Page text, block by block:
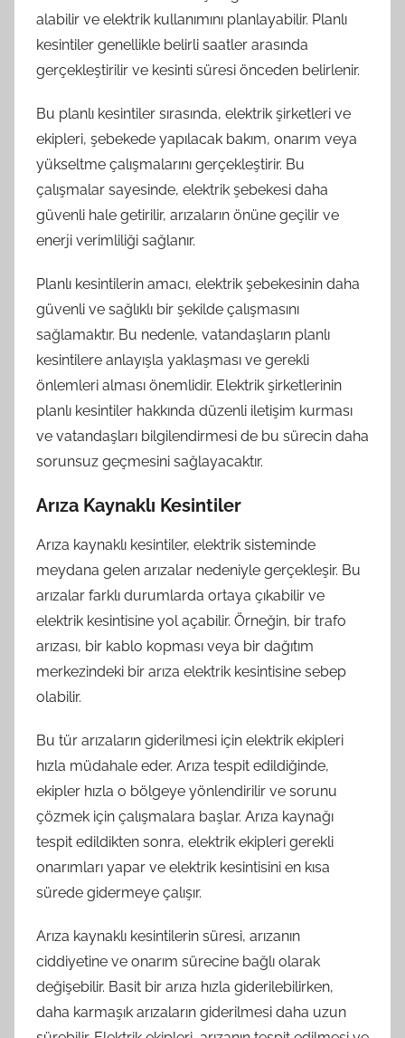
alabilir ve elektrik kullanımını planlayabilir. Planlı
kesintiler genellikle belirli saatler arasında
gerçekleştirilir ve kesinti süresi önceden belirlenir.
Bu planlı kesintiler sırasında, elektrik şirketleri ve
ekipleri, şebekede yapılacak bakım, onarım veya
yükseltme çalışmalarını gerçekleştirir. Bu
çalışmalar sayesinde, elektrik şebekesi daha
güvenli hale getirilir, arızaların önüne geçilir ve
enerji verimliliği sağlanır.
Planlı kesintilerin amacı, elektrik şebekesinin daha
güvenli ve sağlıklı bir şekilde çalışmasını
sağlamaktır. Bu nedenle, vatandaşların planlı
kesintilere anlayışla yaklaşması ve gerekli
önlemleri alması önemlidir. Elektrik şirketlerinin
planlı kesintiler hakkında düzenli iletişim kurması
ve vatandaşları bilgilendirmesi de bu sürecin daha
sorunsuz geçmesini sağlayacaktır.
Arıza Kaynaklı Kesintiler
Arıza kaynaklı kesintiler, elektrik sisteminde
meydana gelen arızalar nedeniyle gerçekleşir. Bu
arızalar farklı durumlarda ortaya çıkabilir ve
elektrik kesintisine yol açabilir. Örneğin, bir trafo
arızası, bir kablo kopması veya bir dağıtım
merkezindeki bir arıza elektrik kesintisine sebep
olabilir.
Bu tür arızaların giderilmesi için elektrik ekipleri
hızla müdahale eder. Arıza tespit edildiğinde,
ekipler hızla o bölgeye yönlendirilir ve sorunu
çözmek için çalışmalara başlar. Arıza kaynağı
tespit edildikten sonra, elektrik ekipleri gerekli
onarımları yapar ve elektrik kesintisini en kısa
sürede gidermeye çalışır.
Arıza kaynaklı kesintilerin süresi, arızanın
ciddiyetine ve onarım sürecine bağlı olarak
değişebilir. Basit bir arıza hızla giderilebilirken,
daha karmaşık arızaların giderilmesi daha uzun